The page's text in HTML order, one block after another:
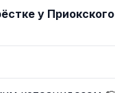
у Приокского